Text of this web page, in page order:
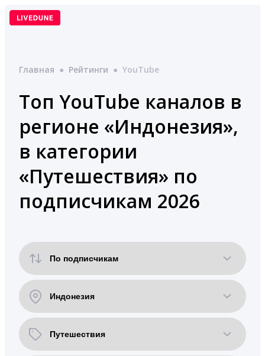
Перейти
Главная ● Рейтинги ● YouTube
Топ YouTube каналов в
регионе «Индонезия»,
в категории
«Путешествия» по
подписчикам 2026